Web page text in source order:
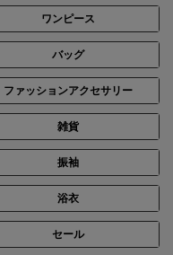
ワンピース
バッグ
ファッションアクセサリー
雑貨
振袖
浴衣
セール